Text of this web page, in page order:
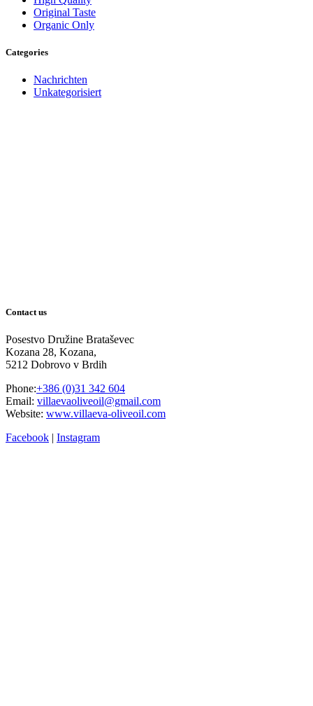
Original Taste
Organic Only
Categories
Nachrichten
Unkategorisiert
Contact us
Posestvo Družine Brataševec
Kozana 28, Kozana,
5212 Dobrovo v Brdih
Phone:+386 (0)31 342 604
Email: villaevaoliveoil@gmail.com
Website: www.villaeva-oliveoil.com
Facebook | Instagram